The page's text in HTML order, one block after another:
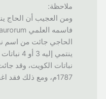
ملاحظة:
الحاجي جائت من اسم
ينتمي
نباتات الكويت، وقد
1787م، ومع ذلك فقد اغفل اسمه الأصلي.